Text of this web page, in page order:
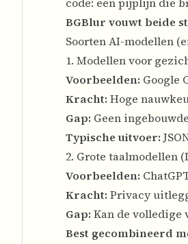
BGBlur vouwt beide
Soorten AI-modellen
1. Modellen voor
Voorbeelden: Google
Kracht: Hoge
Gap: Geen
Typische uitvoer:
2. Grote taalmodellen
Voorbeelden:
Kracht: Privacy
Gap: Kan de volledige
Best gecombineerd